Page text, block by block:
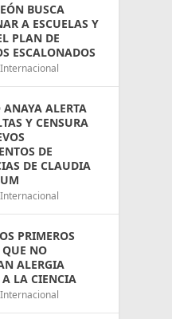
BUSCA
A ESCUELAS Y
PLAN DE
ESCALONADOS
ANAYA ALERTA
Y CENSURA
DE
DE CLAUDIA
PRIMEROS
QUE NO
ALERGIA
A LA CIENCIA